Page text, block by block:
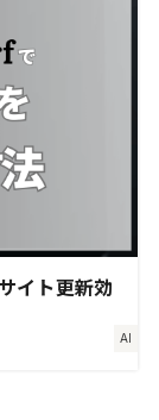
AI
イト更新効